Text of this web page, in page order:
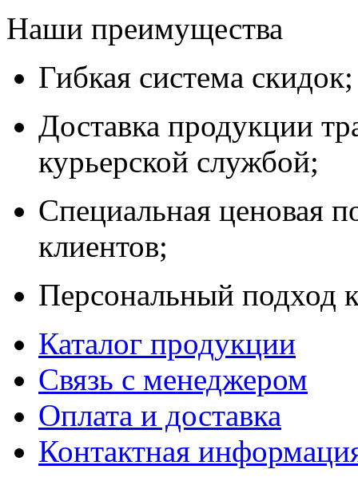
Наши преимущества
Гибкая система скидок;
Доставка продукции
курьерской службой;
Специальная ценовая
клиентов;
Персональный подход
Каталог продукции
Связь с менеджером
Оплата и доставка
Контактная